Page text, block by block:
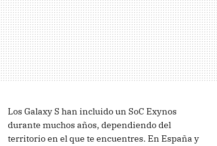
Los Galaxy S han incluido un SoC Exynos
durante muchos años, dependiendo del
territorio en el que te encuentres. En España y